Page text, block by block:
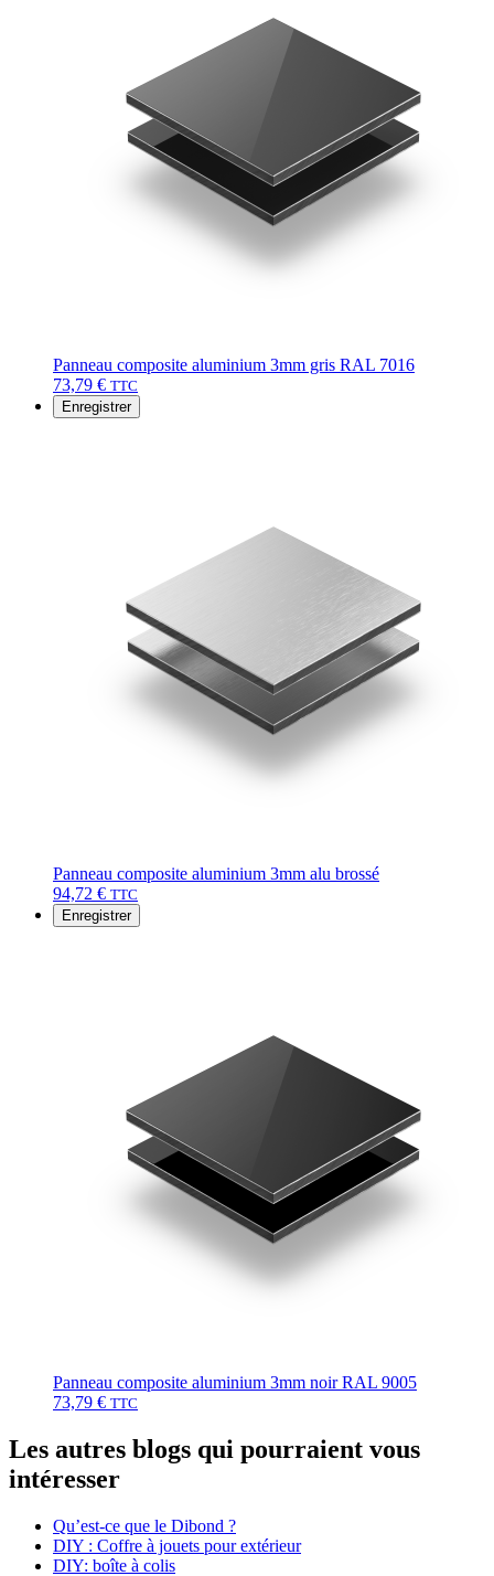
Panneau composite aluminium 3mm gris RAL 7016
73,79 € TTC
Enregistrer
Panneau composite aluminium 3mm alu brossé
94,72 € TTC
Enregistrer
Panneau composite aluminium 3mm noir RAL 9005
73,79 € TTC
Les autres blogs qui pourraient vous
intéresser
Qu’est-ce que le Dibond ?
DIY : Coffre à jouets pour extérieur
DIY: boîte à colis